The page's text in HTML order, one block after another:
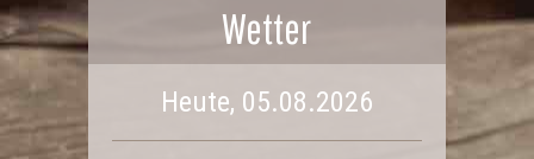
Wetter
Heute, 05.08.2026